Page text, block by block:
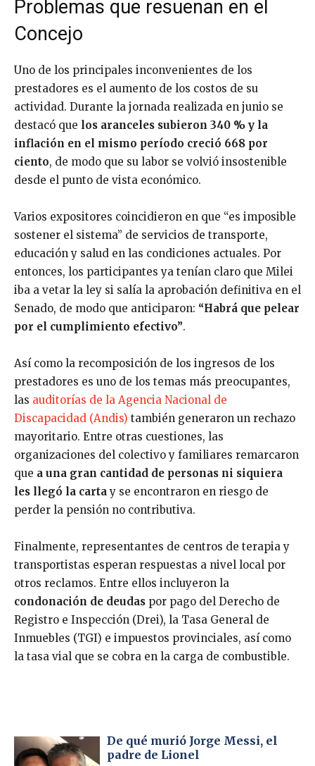
Problemas que resuenan en el
Concejo
Uno de los principales inconvenientes de los
prestadores es el aumento de los costos de su
actividad. Durante la jornada realizada en junio se
destacó que los aranceles subieron 340 % y la
inflación en el mismo período creció 668 por
ciento, de modo que su labor se volvió insostenible
desde el punto de vista económico.
Varios expositores coincidieron en que “es imposible
sostener el sistema” de servicios de transporte,
educación y salud en las condiciones actuales. Por
entonces, los participantes ya tenían claro que Milei
iba a vetar la ley si salía la aprobación definitiva en el
Senado, de modo que anticiparon: “Habrá que pelear
por el cumplimiento efectivo”.
Así como la recomposición de los ingresos de los
prestadores es uno de los temas más preocupantes,
las auditorías de la Agencia Nacional de
Discapacidad (Andis) también generaron un rechazo
mayoritario. Entre otras cuestiones, las
organizaciones del colectivo y familiares remarcaron
que a una gran cantidad de personas ni siquiera
les llegó la cartay se encontraron en riesgo de
perder la pensión no contributiva.
Finalmente, representantes de centros de terapia y
transportistas esperan respuestas a nivel local por
otros reclamos. Entre ellos incluyeron la
condonación de deudas por pago del Derecho de
Registro e Inspección (Drei), la Tasa General de
Inmuebles (TGI) e impuestos provinciales, así como
la tasa vial que se cobra en la carga de combustible.
De qué murió Jorge Messi, el
padre de Lionel